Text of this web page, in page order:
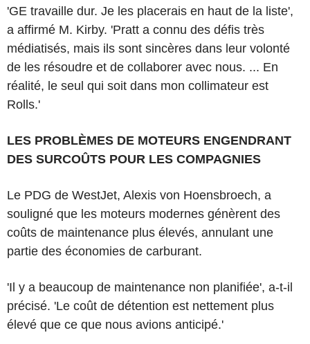
'GE travaille dur. Je les placerais en haut de la liste',
a affirmé M. Kirby. 'Pratt a connu des défis très
médiatisés, mais ils sont sincères dans leur volonté
de les résoudre et de collaborer avec nous. ... En
réalité, le seul qui soit dans mon collimateur est
Rolls.'
LES PROBLÈMES DE MOTEURS ENGENDRANT
DES SURCOÛTS POUR LES COMPAGNIES
Le PDG de WestJet, Alexis von Hoensbroech, a
souligné que les moteurs modernes génèrent des
coûts de maintenance plus élevés, annulant une
partie des économies de carburant.
'Il y a beaucoup de maintenance non planifiée', a-t-il
précisé. 'Le coût de détention est nettement plus
élevé que ce que nous avions anticipé.'